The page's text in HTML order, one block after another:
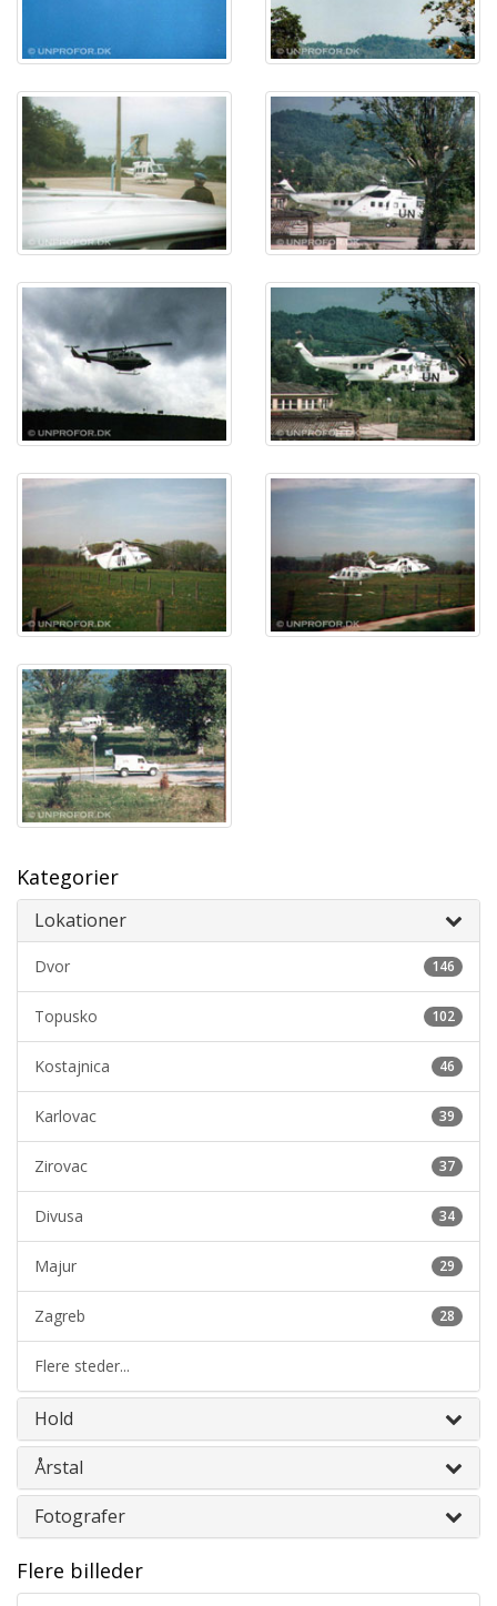
Kategorier
Lokationer
146
Dvor
102
Topusko
46
Kostajnica
39
Karlovac
37
Zirovac
34
Divusa
29
Majur
28
Zagreb
Flere steder...
Hold
Årstal
Fotografer
Flere billeder